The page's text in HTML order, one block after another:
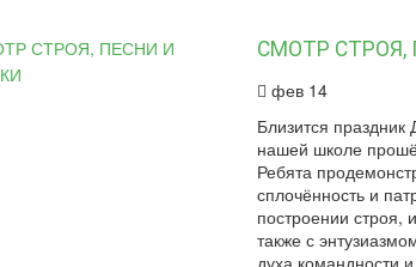
СМОТР СТРОЯ,
фев 14
Близится
нашей школе
Ребята
сплочённость и
построении строя,
также с
духа командности